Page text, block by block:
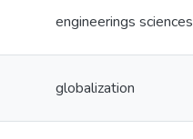
engineerings sciences
globalization